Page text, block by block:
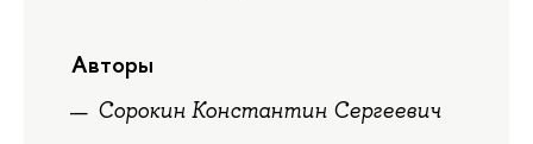
Авторы
Сорокин Константин Сергеевич